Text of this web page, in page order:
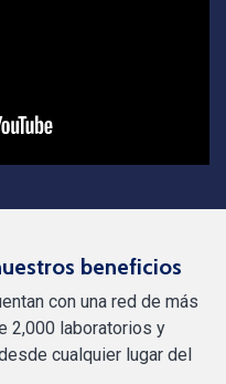
beneficios
con una red de más
2,000 laboratorios y
cualquier lugar del